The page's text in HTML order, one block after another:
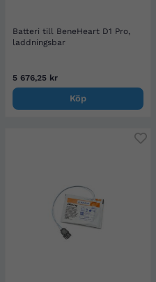
Batteri till BeneHeart D1 Pro,
laddningsbar
5 676,25 kr
Köp